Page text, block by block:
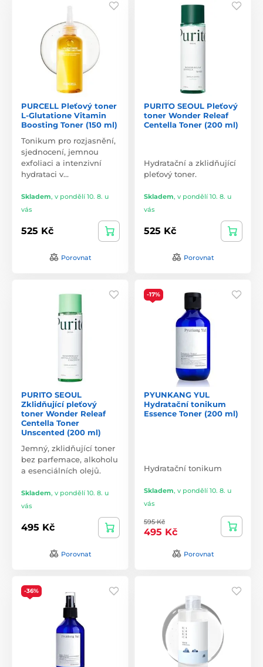
PURCELL Pleťový toner
L-Glutatione Vitamin
Boosting Toner (150 ml)
Tonikum pro rozjasnění,
sjednocení, jemnou
exfoliaci a intenzivní
hydrataci v…
Skladem, v pondělí 10. 8. u
vás
525 Kč
Porovnat
PURITO SEOUL Pleťový
toner Wonder Releaf
Centella Toner (200 ml)
Hydratační a zklidňující
pleťový toner.
Skladem, v pondělí 10. 8. u
vás
525 Kč
Porovnat
PURITO SEOUL
Zklidňující pleťový
toner Wonder Releaf
Centella Toner
Unscented (200 ml)
Jemný, zklidňující toner
bez parfemace, alkoholu
a esenciálních olejů.
Skladem, v pondělí 10. 8. u
vás
495 Kč
Porovnat
-17%
PYUNKANG YUL
Hydratační tonikum
Essence Toner (200 ml)
Hydratační tonikum
Skladem, v pondělí 10. 8. u
vás
595 Kč
495 Kč
Porovnat
-36%